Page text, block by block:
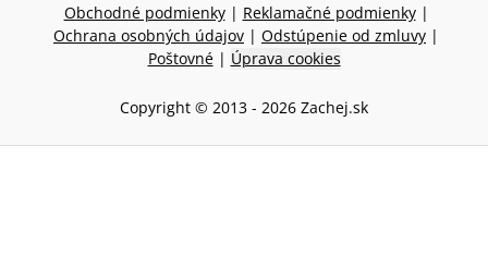
Obchodné podmienky | Reklamačné podmienky |
Ochrana osobných údajov | Odstúpenie od zmluvy |
Poštovné | Úprava cookies
Copyright © 2013 - 2026 Zachej.sk